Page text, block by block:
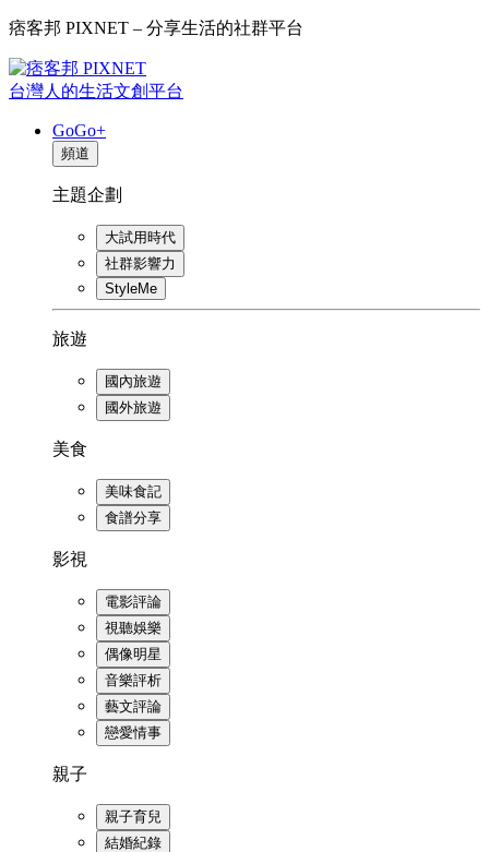
痞客邦 PIXNET – 分享生活的社群平台
台灣人的生活文創平台
GoGo+
頻道
主題企劃
大試用時代
社群影響力
StyleMe
旅遊
國內旅遊
國外旅遊
美食
美味食記
食譜分享
影視
電影評論
視聽娛樂
偶像明星
音樂評析
藝文評論
戀愛情事
親子
親子育兒
結婚紀錄